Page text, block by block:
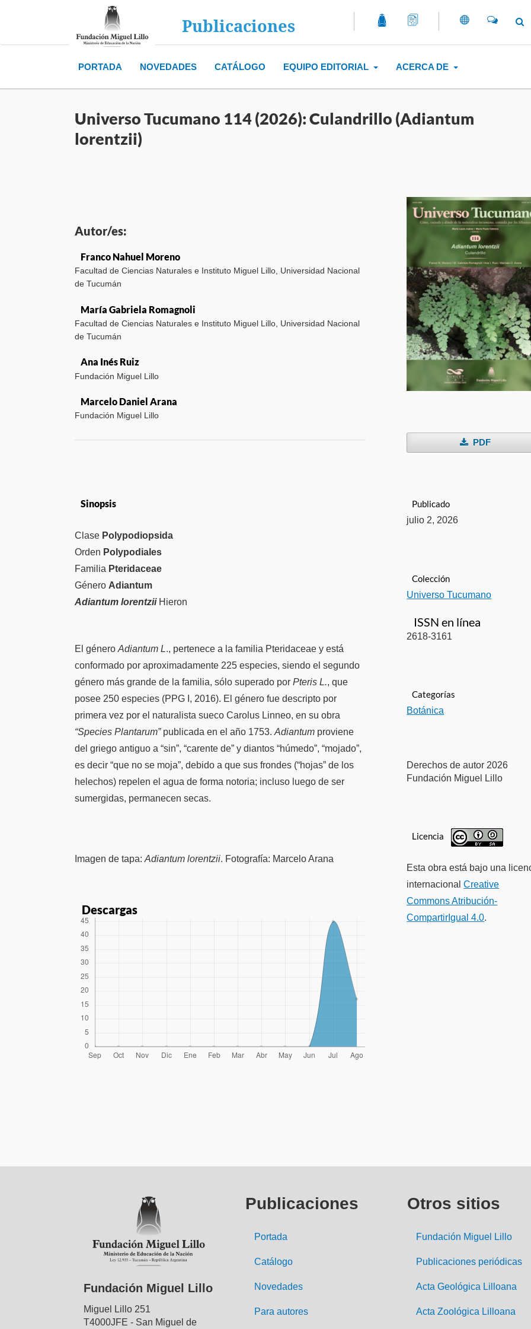
Publicaciones
PORTADA NOVEDADES CATÁLOGO EQUIPO EDITORIAL ACERCA DE
Universo Tucumano 114 (2026): Culandrillo (Adiantum
lorentzii)
Autor/es:
Franco Nahuel Moreno
Facultad de Ciencias Naturales e Instituto Miguel Lillo, Universidad Nacional
de Tucumán
María Gabriela Romagnoli
Facultad de Ciencias Naturales e Instituto Miguel Lillo, Universidad Nacional
de Tucumán
Ana Inés Ruiz
Fundación Miguel Lillo
Marcelo Daniel Arana
Fundación Miguel Lillo
Sinopsis
Clase Polypodiopsida
Orden Polypodiales
Familia Pteridaceae
Género Adiantum
Adiantum lorentziiHieron
El géneroAdiantum L., pertenece a la familia Pteridaceae y está
conformado por aproximadamente 225 especies, siendo el segundo
género más grande de la familia, sólo superado porPteris L., que
posee 250 especies (PPG I, 2016). El género fue descripto por
primera vez por el naturalista sueco Carolus Linneo, en su obra
“Species Plantarum”publicada en el año 1753.Adiantum proviene
del griego antiguo a “sin”, “carente de” y diantos “húmedo”, “mojado”,
es decir “que no se moja”, debido a que sus frondes (“hojas” de los
helechos) repelen el agua de forma notoria; incluso luego de ser
sumergidas, permanecen secas.
Imagen de tapa:Adiantum lorentzii. Fotografía: Marcelo Arana
Descargas
PDF
Publicado
julio 2, 2026
Colección
Universo Tucumano
ISSN en línea
2618-3161
Categorías
Botánica
Derechos de autor 2026
Fundación Miguel Lillo
Licencia
Esta obra está bajo una
internacionalCreative
Commons Atribución-
CompartirIgual 4.0.
Fundación Miguel Lillo
Miguel Lillo 251
T4000JFE - San Miguel de
Publicaciones
Portada
Catálogo
Novedades
Para autores
Otros sitios
Fundación Miguel Lillo
Publicaciones periódicas
Acta Geológica Lilloana
Acta Zoológica Lilloana